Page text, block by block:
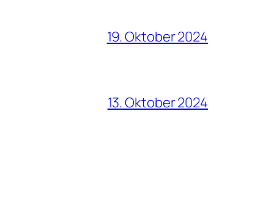
19. Oktober 2024
13. Oktober 2024